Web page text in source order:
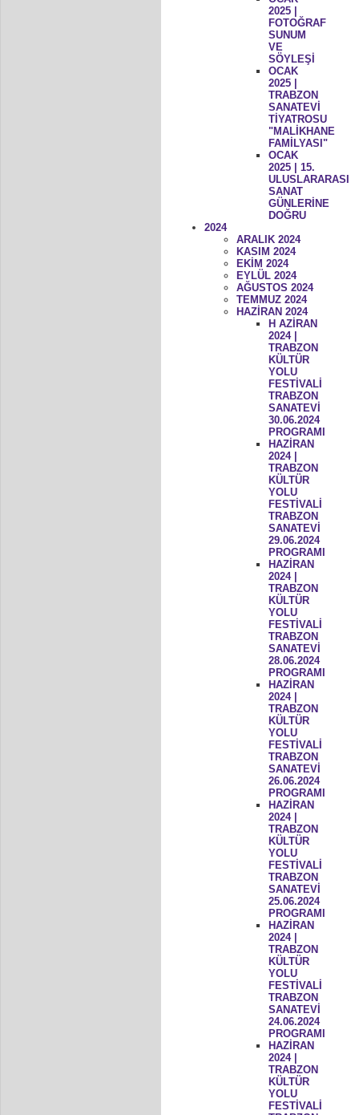
2025 |
FOTOĞRAF
SUNUM
VE
SÖYLEŞİ
OCAK
2025 |
TRABZON
SANATEVİ
TİYATROSU
"MALİKHANE
FAMİLYASI"
OCAK
2025 | 15.
ULUSLARARASI
SANAT
GÜNLERİNE
DOĞRU
2024
ARALIK 2024
KASIM 2024
EKİM 2024
EYLÜL 2024
AĞUSTOS 2024
TEMMUZ 2024
HAZİRAN 2024
H AZİRAN
2024 |
TRABZON
KÜLTÜR
YOLU
FESTİVALİ
TRABZON
SANATEVİ
30.06.2024
PROGRAMI
HAZİRAN
2024 |
TRABZON
KÜLTÜR
YOLU
FESTİVALİ
TRABZON
SANATEVİ
29.06.2024
PROGRAMI
HAZİRAN
2024 |
TRABZON
KÜLTÜR
YOLU
FESTİVALİ
TRABZON
SANATEVİ
28.06.2024
PROGRAMI
HAZİRAN
2024 |
TRABZON
KÜLTÜR
YOLU
FESTİVALİ
TRABZON
SANATEVİ
26.06.2024
PROGRAMI
HAZİRAN
2024 |
TRABZON
KÜLTÜR
YOLU
FESTİVALİ
TRABZON
SANATEVİ
25.06.2024
PROGRAMI
HAZİRAN
2024 |
TRABZON
KÜLTÜR
YOLU
FESTİVALİ
TRABZON
SANATEVİ
24.06.2024
PROGRAMI
HAZİRAN
2024 |
TRABZON
KÜLTÜR
YOLU
FESTİVALİ